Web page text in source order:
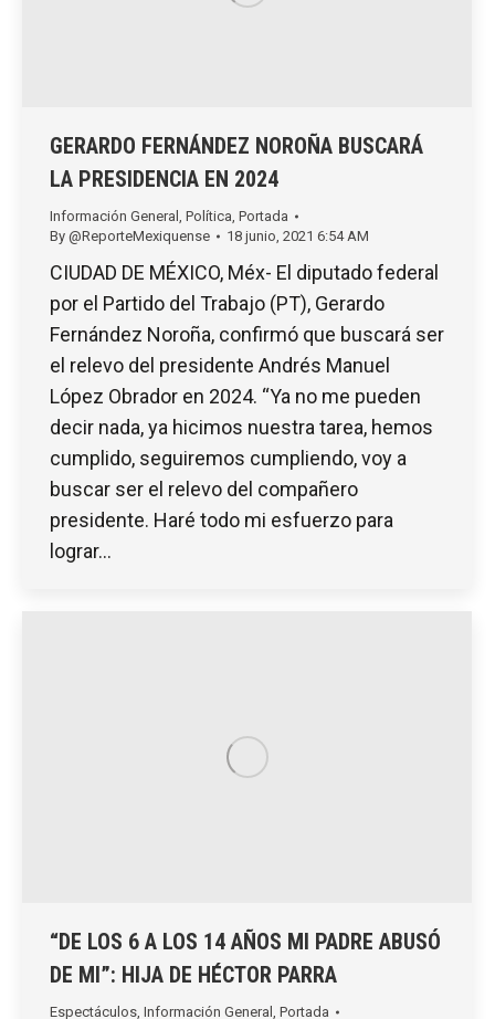
GERARDO FERNÁNDEZ NOROÑA BUSCARÁ
LA PRESIDENCIA EN 2024
Información General , Política, Portada
By @ReporteMexiquense 18 junio, 2021 6:54 AM
CIUDAD DE MÉXICO, Méx- El diputado federal
por el Partido del Trabajo (PT), Gerardo
Fernández Noroña, confirmó que buscará ser
el relevo del presidente Andrés Manuel
López Obrador en 2024. “Ya no me pueden
decir nada, ya hicimos nuestra tarea, hemos
cumplido, seguiremos cumpliendo, voy a
buscar ser el relevo del compañero
presidente. Haré todo mi esfuerzo para
lograr…
“DE LOS 6 A LOS 14 AÑOS MI PADRE ABUSÓ
DE MI”: HIJA DE HÉCTOR PARRA
Espectáculos Información General Portada